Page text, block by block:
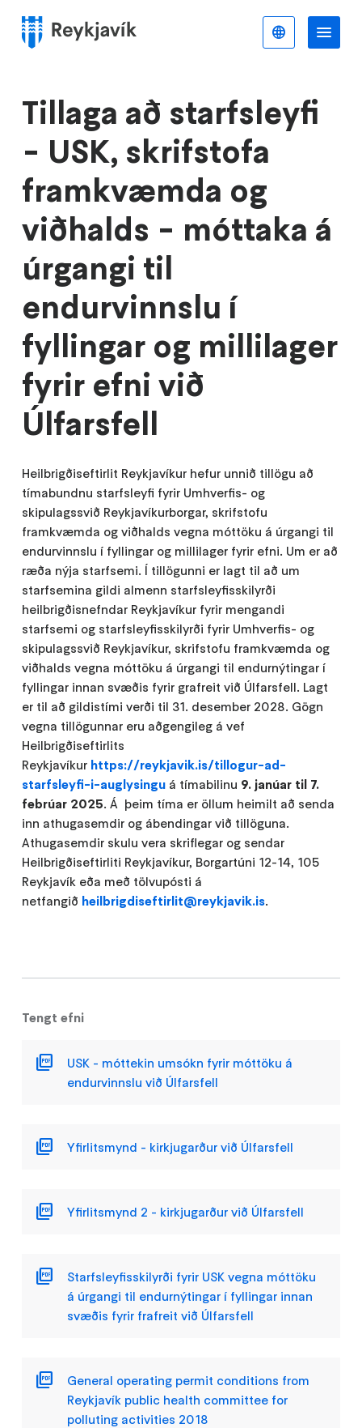
meginefni
Valmynd
Tillaga að starfsleyfi
- USK, skrifstofa
framkvæmda og
viðhalds - móttaka á
úrgangi til
endurvinnslu í
fyllingar og millilager
fyrir efni við
Úlfarsfell
Heilbrigðiseftirlit Reykjavíkur hefur unnið tillögu að
tímabundnu starfsleyfi fyrir Umhverfis- og
skipulagssvið Reykjavíkurborgar, skrifstofu
framkvæmda og viðhalds vegna móttöku á úrgangi til
endurvinnslu í fyllingar og millilager fyrir efni. Um er að
ræða nýja starfsemi. Í tillögunni er lagt til að um
starfsemina gildi almenn starfsleyfisskilyrði
heilbrigðisnefndar Reykjavíkur fyrir mengandi
starfsemi og starfsleyfisskilyrði fyrir Umhverfis- og
skipulagssvið Reykjavíkur, skrifstofu framkvæmda og
viðhalds vegna móttöku á úrgangi til endurnýtingar í
fyllingar innan svæðis fyrir grafreit við Úlfarsfell. Lagt
er til að gildistími verði til 31. desember 2028. Gögn
vegna tillögunnar eru aðgengileg á vef
Heilbrigðiseftirlits
Reykjavíkur https://reykjavik.is/tillogur-ad-
starfsleyfi-i-auglysingu á tímabilinu 9. janúar til 7.
febrúar 2025. Á þeim tíma er öllum heimilt að senda
inn athugasemdir og ábendingar við tillöguna.
Athugasemdir skulu vera skriflegar og sendar
Heilbrigðiseftirliti Reykjavíkur, Borgartúni 12-14, 105
Reykjavík eða með tölvupósti á
netfangið heilbrigdiseftirlit@reykjavik.is.
Tengt efni
USK - móttekin umsókn fyrir móttöku á
endurvinnslu við Úlfarsfell
Yfirlitsmynd - kirkjugarður við Úlfarsfell
Yfirlitsmynd 2 - kirkjugarður við Úlfarsfell
Starfsleyfisskilyrði fyrir USK vegna móttöku
á úrgangi til endurnýtingar í fyllingar innan
svæðis fyrir frafreit við Úlfarsfell
General operating permit conditions from
Reykjavík public health committee for
polluting activities 2018
Íslenska